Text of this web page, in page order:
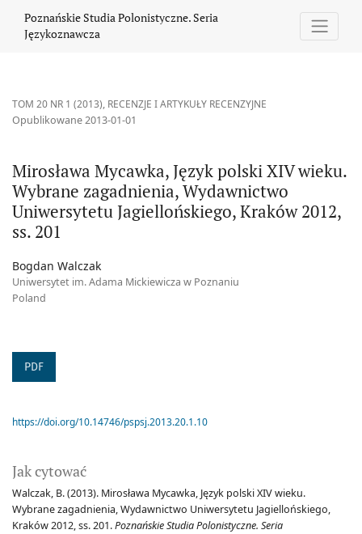
Poznańskie Studia Polonistyczne. Seria
Językoznawcza
TOM 20 NR 1 (2013), RECENZJE I ARTYKUŁY RECENZYJNE
Mirosława Mycawka, Język polski XIV wieku.
Wybrane zagadnienia, Wydawnictwo
Uniwersytetu Jagiellońskiego, Kraków 2012,
ss. 201
Opublikowane 2013-01-01
Bogdan Walczak
Uniwersytet im. Adama Mickiewicza w Poznaniu
Poland
PDF
Jak cytować
Walczak, B. (2013). Mirosława Mycawka, Język polski XIV wieku.
Wybrane zagadnienia, Wydawnictwo Uniwersytetu Jagiellońskiego,
Kraków 2012, ss. 201.Poznańskie Studia Polonistyczne. Seria
https://doi.org/10.14746/pspsj.2013.20.1.10